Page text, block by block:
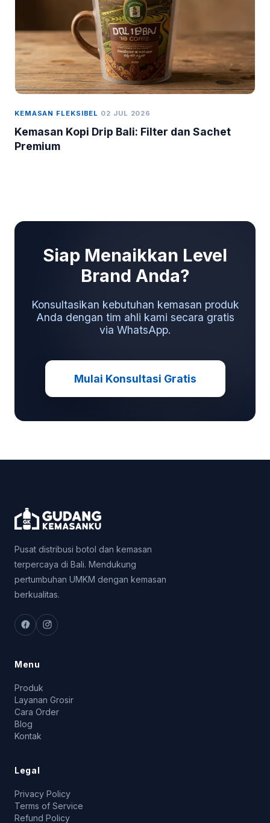
KEMASAN FLEKSIBEL 02 JUL 2026
Kemasan Kopi Drip Bali: Filter dan Sachet
Premium
Siap Menaikkan Level
Brand Anda?
Konsultasikan kebutuhan kemasan produk
Anda dengan tim ahli kami secara gratis
via WhatsApp.
Mulai Konsultasi Gratis
Pusat distribusi botol dan kemasan
terpercaya di Bali. Mendukung
pertumbuhan UMKM dengan kemasan
berkualitas.
Menu
Produk
Layanan Grosir
Cara Order
Blog
Kontak
Legal
Privacy Policy
Terms of Service
Refund Policy